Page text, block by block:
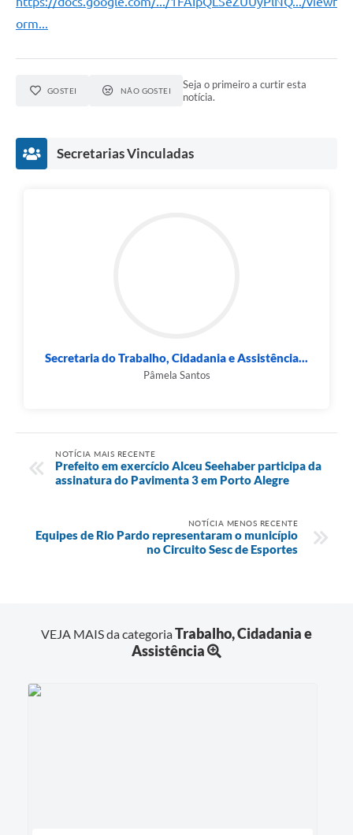
orm...
GOSTEI NÃO GOSTEI
Seja o primeiro a curtir esta
notícia.
Secretarias Vinculadas
Secretaria do Trabalho, Cidadania e Assistência...
Pâmela Santos
NOTÍCIA MAIS RECENTE
Prefeito em exercício Alceu Seehaber participa da
assinatura do Pavimenta 3 em Porto Alegre
NOTÍCIA MENOS RECENTE
Equipes de Rio Pardo representaram o município
no Circuito Sesc de Esportes
VEJA MAIS da categoriaTrabalho, Cidadania e
Assistência